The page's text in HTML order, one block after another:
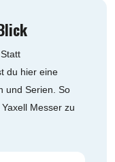
du hier eine
und Serien. So
Messer zu